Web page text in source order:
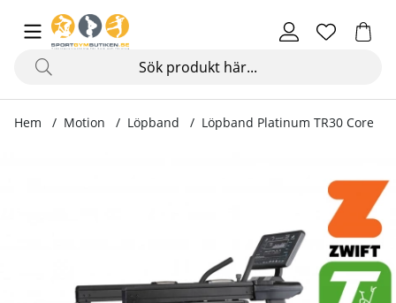
Hem Motion Löpband Löpband Platinum TR30 Core